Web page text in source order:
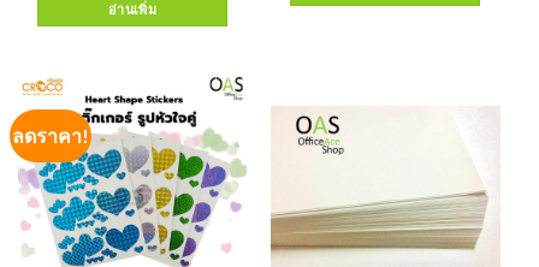
อ่านเพิ่ม
ลดราคา!